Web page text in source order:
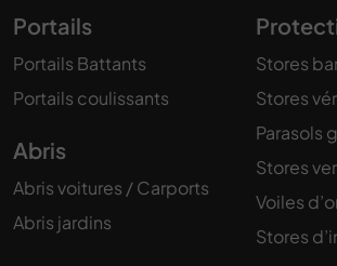
Portails
Portails Battants
Portails coulissants
Abris
Abris voitures / Carports
Abris jardins
Stores
Stores
Parasols
Stores
Voiles
Stores